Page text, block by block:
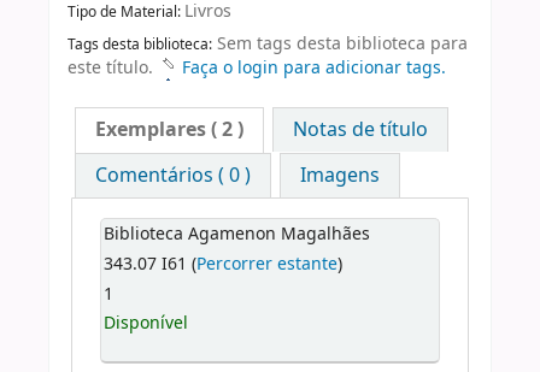
Tipo de Material: Livros
Tags desta biblioteca: Sem tags desta biblioteca para
este título.
Faça o login para adicionar tags.
Exemplares( 2 )
Notas de título
Comentários ( 0 )
Imagens
Biblioteca Agamenon Magalhães
343.07 I61 (Percorrer estante)
1
Disponível